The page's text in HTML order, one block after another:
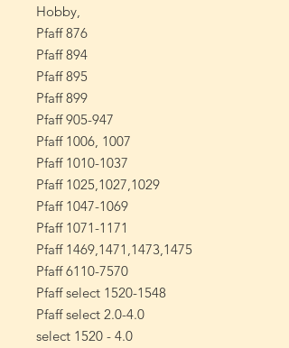
Hobby,
Pfaff 876
Pfaff 894
Pfaff 895
Pfaff 899
Pfaff 905-947
Pfaff 1006, 1007
Pfaff 1010-1037
Pfaff 1025,1027,1029
Pfaff 1047-1069
Pfaff 1071-1171
Pfaff 1469,1471,1473,1475
Pfaff 6110-7570
Pfaff select 1520-1548
Pfaff select 2.0-4.0
select 1520 - 4.0